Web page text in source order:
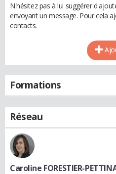
N'hésitez pas à lui suggérer
envoyant un message. Pour cela
contacts.
Formations
Réseau
Caroline FORESTIER-